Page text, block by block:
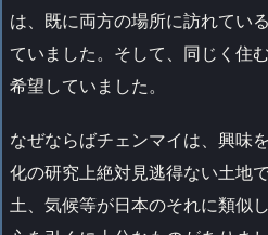
は、既に両方の場所に訪れてい
ていました。そして、同じく住
希望していました。
なぜならばチェンマイは、興味
化の研究上絶対見逃得ない土地
土、気候等が日本のそれに類似